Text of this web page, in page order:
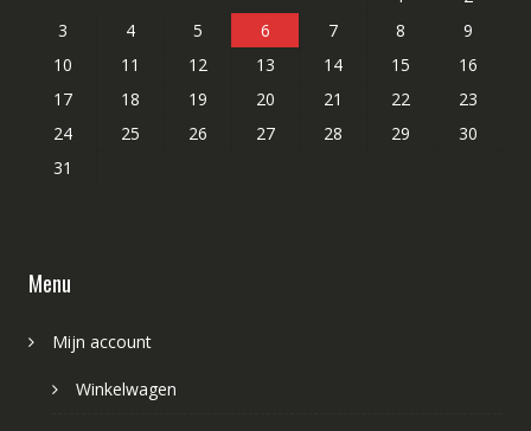
3
4 5 6 7 8
9
10
11 12 13 14 15
16
17
18 19 20 21 22
23
24
25 26 27 28 29
30
31
Menu
Mijn account
Winkelwagen